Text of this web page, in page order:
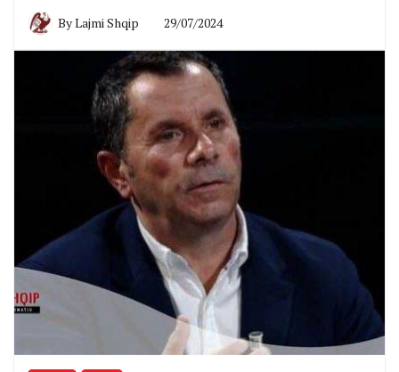
ByLajmi Shqip 29/07/2024